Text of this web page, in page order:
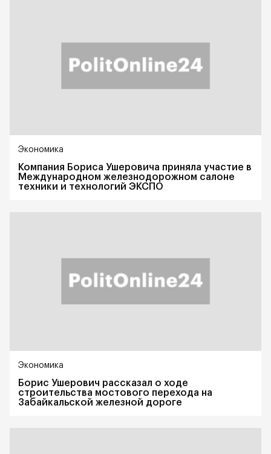
Экономика
Компания Бориса Ушеровича приняла участие в
Международном железнодорожном салоне
техники и технологий ЭКСПО
Экономика
Борис Ушерович рассказал о ходе
строительства мостового перехода на
Забайкальской железной дороге